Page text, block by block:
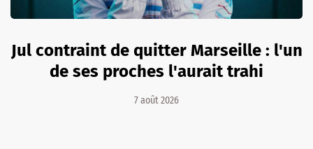
Jul contraint de quitter Marseille : l'un
de ses proches l'aurait trahi
7 août 2026